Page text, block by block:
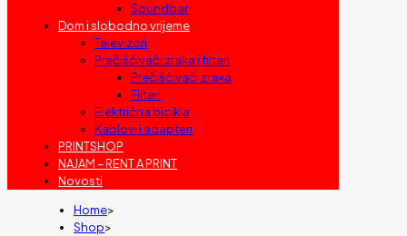
Soundbar
Dom i slobodno vrijeme
Televizori
Prečišćivači zraka i filteri
Prečišćivači zraka
Filteri
Električna bicikla
Kablovi i adapteri
PRINTSHOP
NAJAM – RENT A PRINT
Novosti
Home>
Shop>